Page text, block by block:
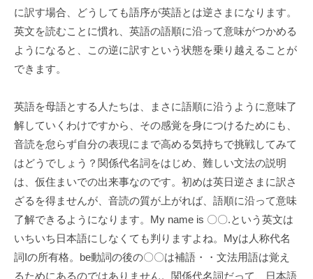
受
験
や
英
も
余
裕
の
英
語
力
、
そ
に訳す場合、どうしても語序が英語とは逆さまになります。
英文を読むことに慣れ、英語の語順に沿って意味がつかめる
ようになると、この逆に訳すという状態を乗り越えることが
できます。
英語を母語とする人たちは、まさに語順に沿うように意味了
解していくわけですから、その感覚を身につけるためにも、
音読を怠らず自分の表現にまで高める気持ちで挑戦してみて
はどうでしょう？関係代名詞をはじめ、難しい文法の説明
は、仮住まいでの出来事なのです。初めは英日逆さまに訳さ
ざるを得ませんが、音読の質が上がれば、語順に沿って意味
了解できるようになります。My name is 〇〇.という英文は
いちいち日本語にしなくても判りますよね。Myは人称代名
詞Iの所有格。be動詞の後の〇〇は補語・・文法用語は覚え
るためにあるのではありません。関係代名詞だって、日本語